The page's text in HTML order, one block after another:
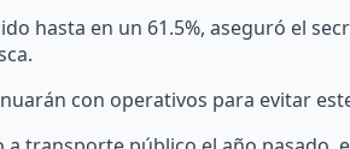
hasta en un 61.5%, aseguró el
con operativos para evitar